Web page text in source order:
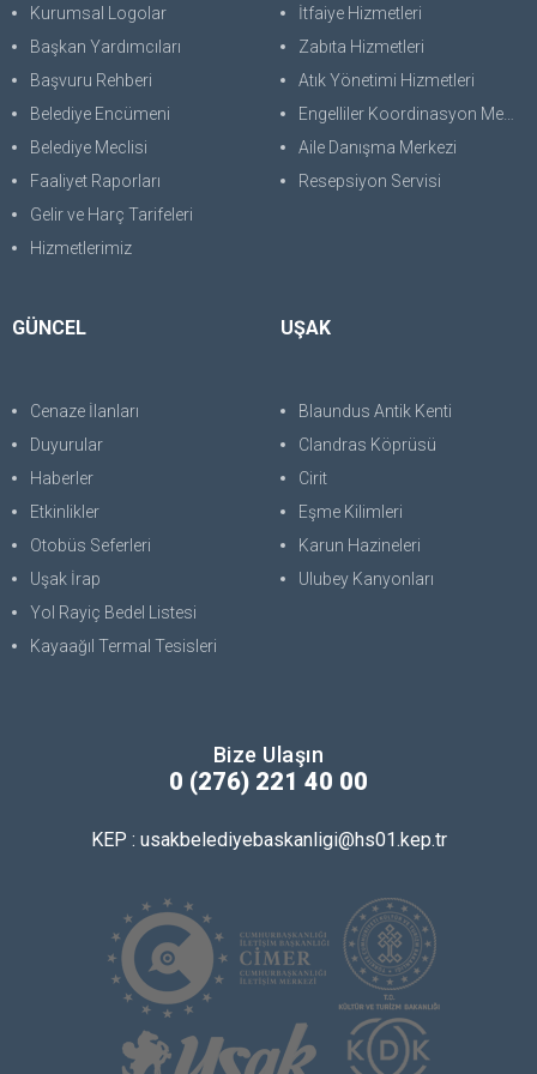
Kurumsal Logolar
Başkan Yardımcıları
Başvuru Rehberi
Belediye Encümeni
Belediye Meclisi
Faaliyet Raporları
Gelir ve Harç Tarifeleri
Hizmetlerimiz
İtfaiye Hizmetleri
Zabıta Hizmetleri
Atık Yönetimi Hizmetleri
Engelliler Koordinasyon Merkezi
Aile Danışma Merkezi
Resepsiyon Servisi
GÜNCEL
Cenaze İlanları
Duyurular
Haberler
Etkinlikler
Otobüs Seferleri
Uşak İrap
Yol Rayiç Bedel Listesi
Kayaağıl Termal Tesisleri
UŞAK
Blaundus Antik Kenti
Clandras Köprüsü
Cirit
Eşme Kilimleri
Karun Hazineleri
Ulubey Kanyonları
Bize Ulaşın
0 (276) 221 40 00
KEP : usakbelediyebaskanligi@hs01.kep.tr